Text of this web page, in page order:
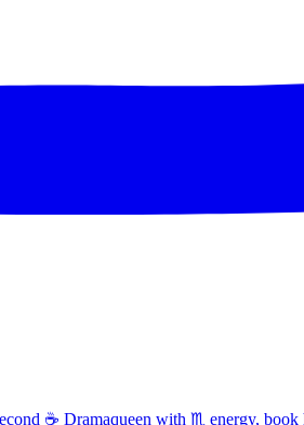
☕ Dramaqueen with ♏ energy,